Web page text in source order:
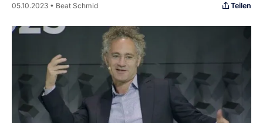
05.10.2023 • Beat Schmid Teilen